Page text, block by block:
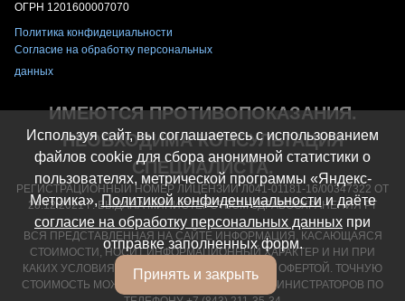
ОГРН 1201600007070
Политика конфидециальности
Согласие на обработку персональных
данных
ИМЕЮТСЯ ПРОТИВОПОКАЗАНИЯ.
НЕОБХОДИМА КОНСУЛЬТАЦИЯ
СПЕЦИАЛИСТА.
РЕГИСТРАЦИОННЫЙ НОМЕР ЛИЦЕНЗИИ Л041-01181-16/00347322 ОТ
28.12.2021 Г. ВЫДАНА МИНИСТЕРСТВОМ ЗДРАВООХРАНЕНИЯ РТ
ВСЯ ПРЕДСТАВЛЕННАЯ НА САЙТЕ ИНФОРМАЦИЯ, КАСАЮЩАЯСЯ
СТОИМОСТИ, НОСИТ ИНФОРМАЦИОННЫЙ ХАРАКТЕР И НИ ПРИ
КАКИХ УСЛОВИЯХ НЕ ЯВЛЯЕТСЯ ПУБЛИЧНОЙ ОФЕРТОЙ. ТОЧНУЮ
СТОИМОСТЬ МОЖНО УТОЧНИТЬ У НАШИХ АДМИНИСТРАТОРОВ ПО
Используя сайт, вы соглашаетесь с использованием
файлов cookie для сбора анонимной статистики о
пользователях, метрической программы «Яндекс-
Метрика»,Политикой конфиденциальностии даёте
согласие на обработку персональных данных при
отправке заполненных форм.
Принять и закрыть